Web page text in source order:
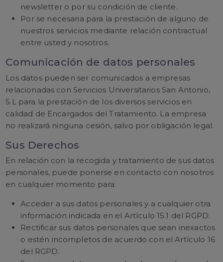
newsletter o por su condición de cliente.
Por se necesaria para la prestación de alguno de
nuestros servicios mediante relación contractual
entre usted y nosotros.
Comunicación de datos personales
Los datos pueden ser comunicados a empresas
relacionadas con Servicios Universitarios San Antonio,
S.L para la prestación de los diversos servicios en
calidad de Encargados del Tratamiento. La empresa
no realizará ninguna cesión, salvo por obligación legal.
Sus Derechos
En relación con la recogida y tratamiento de sus datos
personales, puede ponerse en contacto con nosotros
en cualquier momento para:
Acceder a sus datos personales y a cualquier otra
información indicada en el Artículo 15.1 del RGPD.
Rectificar sus datos personales que sean inexactos
o estén incompletos de acuerdo con el Artículo 16
del RGPD.